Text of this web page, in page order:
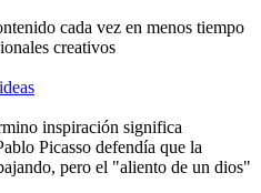
cada vez en menos tiempo
creativos
inspiración significa
Picasso defendía que la
pero el "aliento de un dios"